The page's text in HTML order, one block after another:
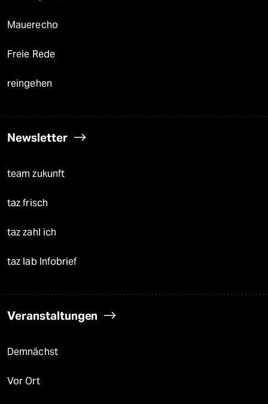
Mauerecho
Freie Rede
reingehen
Newsletter
team zukunft
taz frisch
taz zahl ich
taz lab Infobrief
Veranstaltungen
Demnächst
Vor Ort